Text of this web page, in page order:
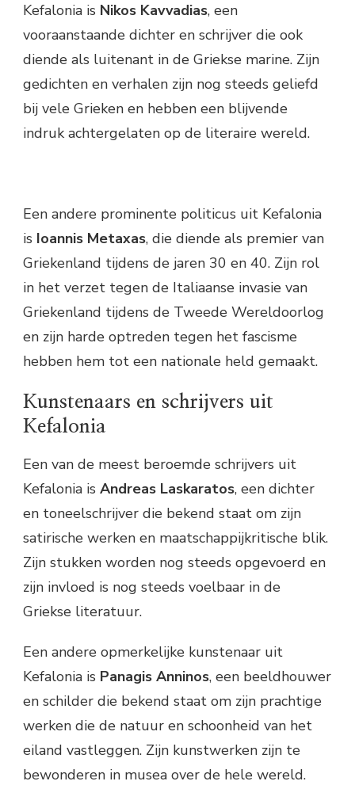
Kefalonia is Nikos Kavvadias, een
vooraanstaande dichter en schrijver die ook
diende als luitenant in de Griekse marine. Zijn
gedichten en verhalen zijn nog steeds geliefd
bij vele Grieken en hebben een blijvende
indruk achtergelaten op de literaire wereld.
Een andere prominente politicus uit Kefalonia
is Ioannis Metaxas, die diende als premier van
Griekenland tijdens de jaren 30 en 40. Zijn rol
in het verzet tegen de Italiaanse invasie van
Griekenland tijdens de Tweede Wereldoorlog
en zijn harde optreden tegen het fascisme
hebben hem tot een nationale held gemaakt.
Kunstenaars en schrijvers uit
Kefalonia
Een van de meest beroemde schrijvers uit
Kefalonia is Andreas Laskaratos, een dichter
en toneelschrijver die bekend staat om zijn
satirische werken en maatschappijkritische blik.
Zijn stukken worden nog steeds opgevoerd en
zijn invloed is nog steeds voelbaar in de
Griekse literatuur.
Een andere opmerkelijke kunstenaar uit
Kefalonia is Panagis Anninos, een beeldhouwer
en schilder die bekend staat om zijn prachtige
werken die de natuur en schoonheid van het
eiland vastleggen. Zijn kunstwerken zijn te
bewonderen in musea over de hele wereld.